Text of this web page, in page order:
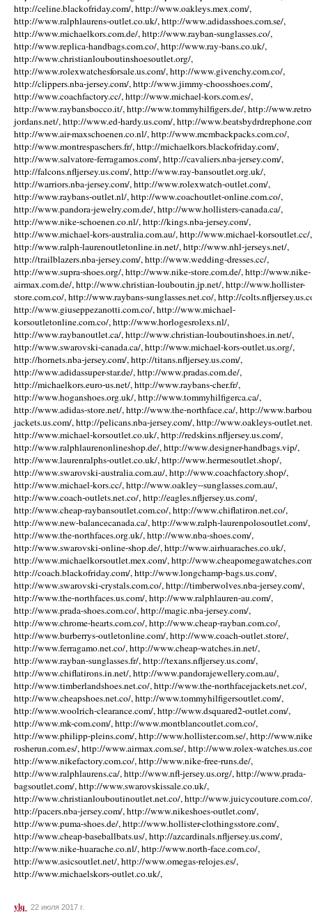
http://celine.blackofriday.com/, http://www.oakleys.mex.com/,
http://www.ralphlaurens-outlet.co.uk/, http://www.adidasshoes.com.se/,
http://www.michaelkors.com.de/, http://www.rayban-sunglasses.co/,
http://www.replica-handbags.com.co/, http://www.ray-bans.co.uk/,
http://www.christianlouboutinshoesoutlet.org/,
http://www.rolexwatchesforsale.us.com/, http://www.givenchy.com.co/,
http://clippers.nba-jersey.com/, http://www.jimmy-choosshoes.com/,
http://www.coachfactory.cc/, http://www.michael-kors.com.es/,
http://www.raybansbocco.it/, http://www.tommyhilfigers.de/, http://
jordans.net/, http://www.ed-hardy.us.com/, http://
http://www.air-maxschoenen.co.nl/, http://www.mcmbackpacks.com.co/,
http://www.montrespaschers.fr/, http://michaelkors.blackofriday.com/,
http://www.salvatore-ferragamos.com/, http://cavaliers.nba-jersey.com/,
http://falcons.nfljersey.us.com/, http://www.ray-bansoutlet.org.uk/,
http://warriors.nba-jersey.com/, http://www.rolexwatch-outlet.com/,
http://www.raybans-outlet.nl/, http://www.coachoutlet-online.com.co/,
http://www.pandora-jewelry.com.de/, http://www.hollisters-canada.ca/,
http://www.nike-schoenen.co.nl/, http://kings.nba-jersey.com/,
http://www.michael-kors-australia.com.au/, http://www.michael-korsoutlet.cc/,
http://www.ralph-laurenoutletonline.in.net/, http://www.nhl-jerseys.net/,
http://trailblazers.nba-jersey.com/, http://www.wedding-dresses.cc/,
http://www.supra-shoes.org/, http://www.nike-store.com.de/, http://www.nike-
airmax.com.de/, http://www.christian-louboutin.jp.net/, http://www.hollister-
store.com.co/, http://www.raybans-sunglasses.net.co/, http://
http://www.giuseppezanotti.com.co/, http://www.michael-
korsoutletonline.com.co/, http://www.horlogesrolexs.nl/,
http://www.raybanoutlet.ca/, http://www.christian-louboutinshoes.in.net/,
http://www.swarovski-canada.ca/, http://www.michael-kors-outlet.us.org/,
http://hornets.nba-jersey.com/, http://titans.nfljersey.us.com/,
http://www.adidassuper-star.de/, http://www.pradas.com.de/,
http://michaelkors.euro-us.net/, http://www.raybans-cher.fr/,
http://www.hoganshoes.org.uk/, http://www.tommyhilfigerca.ca/,
http://www.adidas-store.net/, http://www.the-northface.ca/, http://
jackets.us.com/, http://pelicans.nba-jersey.com/, http://www.oakleys-
http://www.michael-korsoutlet.co.uk/, http://redskins.nfljersey.us.com/,
http://www.ralphlaurenonlineshop.de/, http://www.designer-handbags.vip/,
http://www.laurenralphs-outlet.co.uk/, http://www.hermesoutlet.shop/,
http://www.swarovski-australia.com.au/, http://www.coachfactory.shop/,
http://www.michael-kors.cc/, http://www.oakley--sunglasses.com.au/,
http://www.coach-outlets.net.co/, http://eagles.nfljersey.us.com/,
http://www.cheap-raybansoutlet.com.co/, http://www.chiflatiron.net.co/,
http://www.new-balancecanada.ca/, http://www.ralph-laurenpolosoutlet.com/,
http://www.the-northfaces.org.uk/, http://www.nba-shoes.com/,
http://www.swarovski-online-shop.de/, http://www.airhuaraches.co.uk/,
http://www.michaelkorsoutlet.mex.com/, http://
http://coach.blackofriday.com/, http://www.longchamp-bags.us.com/,
http://www.swarovski-crystals.com.co/, http://timberwolves.nba-jersey.com/,
http://www.the-northfaces.us.com/, http://www.ralphlauren-au.com/,
http://www.prada-shoes.com.co/, http://magic.nba-jersey.com/,
http://www.chrome-hearts.com.co/, http://www.cheap-rayban.com.co/,
http://www.burberrys-outletonline.com/, http://www.coach-outlet.store/,
http://www.ferragamo.net.co/, http://www.cheap-watches.in.net/,
http://www.rayban-sunglasses.fr/, http://texans.nfljersey.us.com/,
http://www.chiflatirons.in.net/, http://www.pandorajewellery.com.au/,
http://www.timberlandshoes.net.co/, http://www.the-northfacejackets.net.co/,
http://www.cheapshoes.net.co/, http://www.tommyhilfigersoutlet.com/,
http://www.woolrich-clearance.com/, http://www.dsquared2-outlet.com/,
http://www.mk-com.com/, http://www.montblancoutlet.com.co/,
http://www.philipp-pleins.com/, http://www.hollister.com.se/, http://
rosherun.com.es/, http://www.airmax.com.se/, http://www.rolex-
http://www.nikefactory.com.co/, http://www.nike-free-runs.de/,
http://www.ralphlaurens.ca/, http://www.nfl-jersey.us.org/, http://www.prada-
bagsoutlet.com/, http://www.swarovskissale.co.uk/,
http://www.christianlouboutinoutlet.net.co/, http://www.juicycouture.com.co/,
http://pacers.nba-jersey.com/, http://www.nikeshoes-outlet.com/,
http://www.puma-shoes.de/, http://www.hollister-clothingsstore.com/,
http://www.cheap-baseballbats.us/, http://azcardinals.nfljersey.us.com/,
http://www.nike-huarache.co.nl/, http://www.north-face.com.co/,
http://www.asicsoutlet.net/, http://www.omegas-relojes.es/,
http://www.michaelskors-outlet.co.uk/,
ylq 22 июля 2017 г.